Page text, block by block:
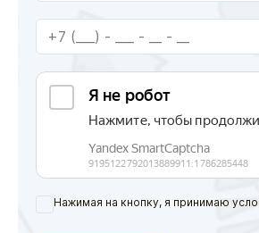
Нажимая на кнопку, я принимаю